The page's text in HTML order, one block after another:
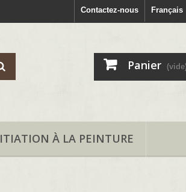
Français
Contactez-nous
Panier
À LA PEINTURE